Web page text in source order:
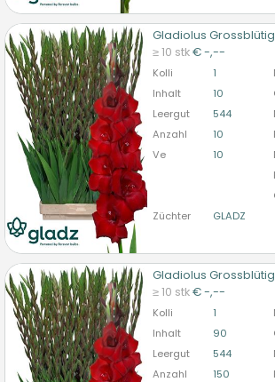
Gladiolus
≥ 10 stk€ -,--
Kolli 1
Inhalt
10
Leergut
544
Anzahl
10
Ve
10
Züchter
GLADZ
Gladiolus Grossblütig 'fat Boy'
U moet ingelogd zijn om te
bitte anmelden
Gladiolus
≥ 10 stk€ -,--
Kolli 1
Inhalt
90
Leergut
544
Anzahl
150
Gladiolus Grossblütig 'fat Boy'
U moet ingelogd zijn om te
bitte anmelden